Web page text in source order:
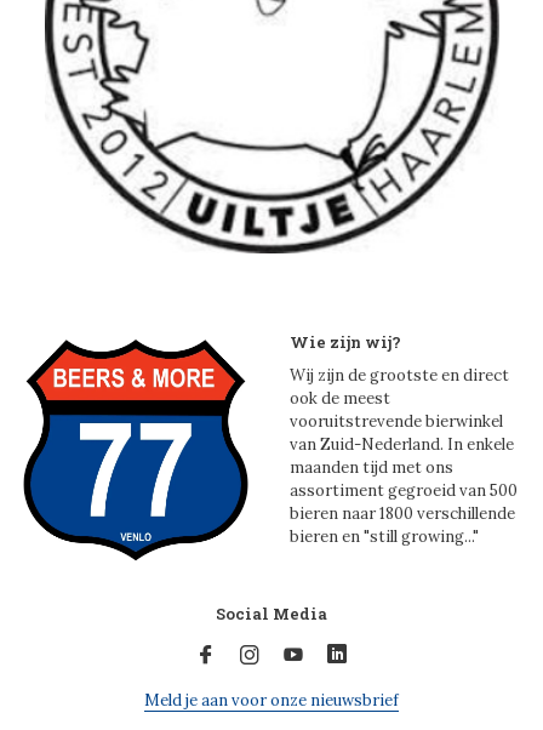
Wie zijn wij?
Wij zijn de grootste en direct
ook de meest
vooruitstrevende bierwinkel
van Zuid-Nederland. In enkele
maanden tijd met ons
assortiment gegroeid van 500
bieren naar 1800 verschillende
bieren en "still growing..."
Social Media
Meld je aan voor onze nieuwsbrief